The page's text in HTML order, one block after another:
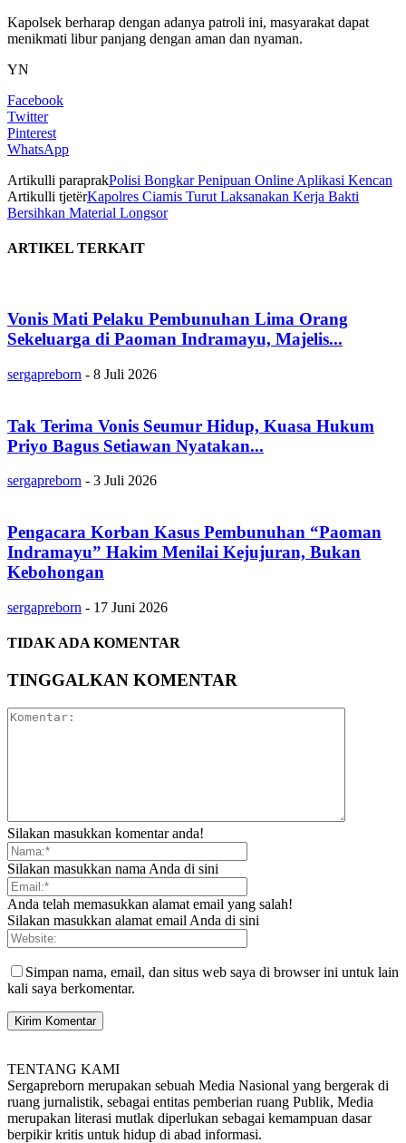
Kapolsek berharap dengan adanya patroli ini, masyarakat dapat
menikmati libur panjang dengan aman dan nyaman.
YN
Facebook
Twitter
Pinterest
WhatsApp
Artikulli paraprakPolisi Bongkar Penipuan Online Aplikasi Kencan
Artikulli tjetërKapolres Ciamis Turut Laksanakan Kerja Bakti
Bersihkan Material Longsor
ARTIKEL TERKAIT
Vonis Mati Pelaku Pembunuhan Lima Orang
Sekeluarga di Paoman Indramayu, Majelis...
sergapreborn - 8 Juli 2026
Tak Terima Vonis Seumur Hidup, Kuasa Hukum
Priyo Bagus Setiawan Nyatakan...
sergapreborn - 3 Juli 2026
Pengacara Korban Kasus Pembunuhan “Paoman
Indramayu” Hakim Menilai Kejujuran, Bukan
Kebohongan
sergapreborn - 17 Juni 2026
TIDAK ADA KOMENTAR
TINGGALKAN KOMENTAR
Silakan masukkan komentar anda!
Silakan masukkan nama Anda di sini
Anda telah memasukkan alamat email yang salah!
Silakan masukkan alamat email Anda di sini
Simpan nama, email, dan situs web saya di browser ini untuk lain
kali saya berkomentar.
TENTANG KAMI
Sergapreborn merupakan sebuah Media Nasional yang bergerak di
ruang jurnalistik, sebagai entitas pemberian ruang Publik, Media
merupakan literasi mutlak diperlukan sebagai kemampuan dasar
berpikir kritis untuk hidup di abad informasi.